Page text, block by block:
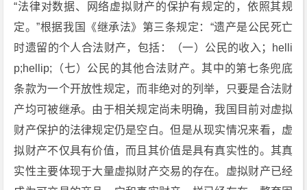
“法律对数据、网络虚拟财产的保护有规定的，依照其规
定。”根据我国《继承法》第三条规定：“遗产是公民死亡
时遗留的个人合法财产，包括：（一）公民的收入；helli
p;hellip;（七）公民的其他合法财产。其中的第七条兜底
条款为一个开放性规定，而非绝对的列举，只要是合法财
产均可被继承。由于相关规定尚未明确，我国目前对虚拟
财产保护的法律规定仍是空白。但是从现实情况来看，虚
拟财产不仅具有价值，而且其价值是具有真实性的。其真
实性主要体现于大量虚拟财产交易的存在。虚拟财产已经